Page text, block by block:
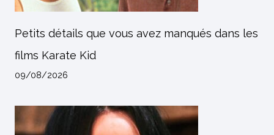
Petits détails que vous avez manqués dans les
films Karate Kid
09/08/2026